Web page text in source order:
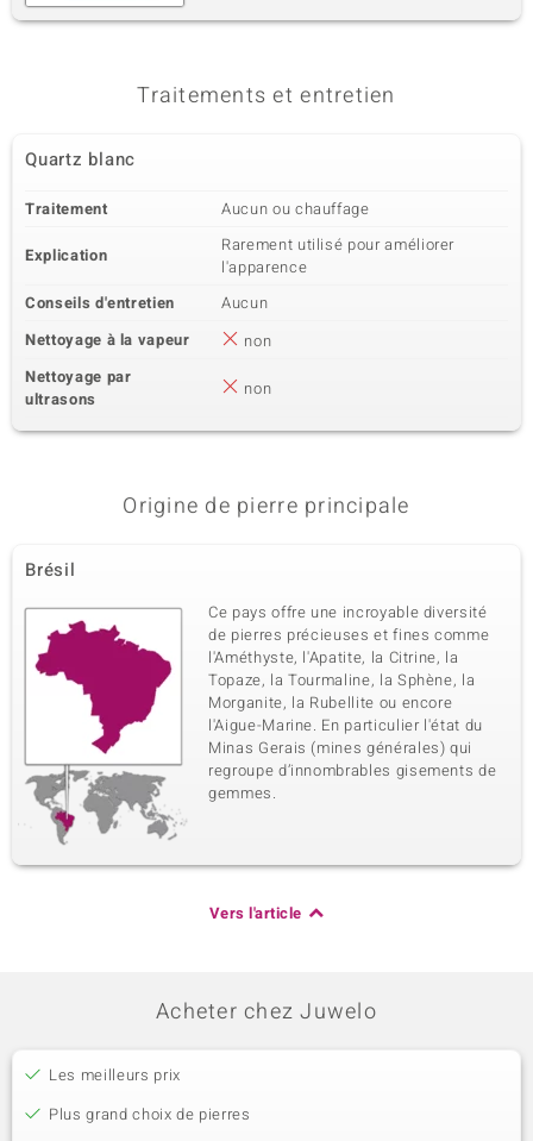
Traitements et entretien
Quartz blanc
Traitement Aucun ou chauffage
Explication
Rarement utilisé pour améliorer
l'apparence
Conseils d'entretien
Aucun
Nettoyage à la vapeur
non
Nettoyage par
ultrasons
non
Origine de pierre principale
Brésil
Ce pays offre une incroyable diversité
de pierres précieuses et fines comme
l'Améthyste, l'Apatite, la Citrine, la
Topaze, la Tourmaline, la Sphène, la
Morganite, la Rubellite ou encore
l'Aigue-Marine. En particulier l'état du
Minas Gerais (mines générales) qui
regroupe d’innombrables gisements de
gemmes.
Vers l'article
Acheter chez Juwelo
Les meilleurs prix
Plus grand choix de pierres